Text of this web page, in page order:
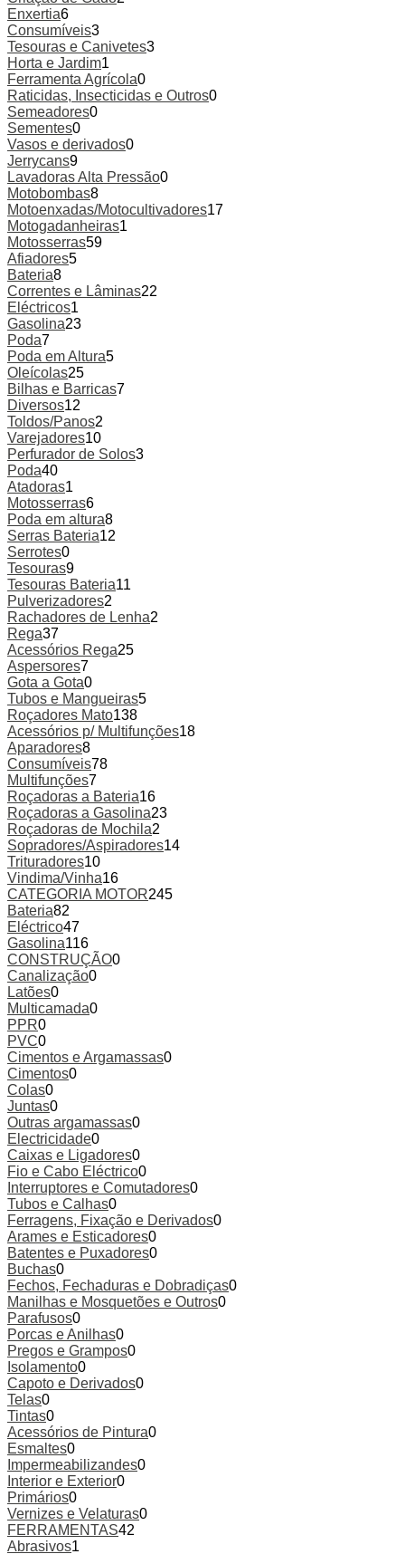
Enxertia6
Consumíveis3
Tesouras e Canivetes3
Horta e Jardim1
Ferramenta Agrícola0
Raticidas, Insecticidas e Outros0
Semeadores0
Sementes0
Vasos e derivados0
Jerrycans9
Lavadoras Alta Pressão0
Motobombas8
Motoenxadas/Motocultivadores17
Motogadanheiras1
Motosserras59
Afiadores5
Bateria8
Correntes e Lâminas22
Eléctricos1
Gasolina23
Poda7
Poda em Altura5
Oleícolas25
Bilhas e Barricas7
Diversos12
Toldos/Panos2
Varejadores10
Perfurador de Solos3
Poda40
Atadoras1
Motosserras6
Poda em altura8
Serras Bateria12
Serrotes0
Tesouras9
Tesouras Bateria11
Pulverizadores2
Rachadores de Lenha2
Rega37
Acessórios Rega25
Aspersores7
Gota a Gota0
Tubos e Mangueiras5
Roçadores Mato138
Acessórios p/ Multifunções18
Aparadores8
Consumíveis78
Multifunções7
Roçadoras a Bateria16
Roçadoras a Gasolina23
Roçadoras de Mochila2
Sopradores/Aspiradores14
Trituradores10
Vindima/Vinha16
CATEGORIA MOTOR245
Bateria82
Eléctrico47
Gasolina116
CONSTRUÇÃO0
Canalização0
Latões0
Multicamada0
PPR0
PVC0
Cimentos e Argamassas0
Cimentos0
Colas0
Juntas0
Outras argamassas0
Electricidade0
Caixas e Ligadores0
Fio e Cabo Eléctrico0
Interruptores e Comutadores0
Tubos e Calhas0
Ferragens, Fixação e Derivados0
Arames e Esticadores0
Batentes e Puxadores0
Buchas0
Fechos, Fechaduras e Dobradiças0
Manilhas e Mosquetões e Outros0
Parafusos0
Porcas e Anilhas0
Pregos e Grampos0
Isolamento0
Capoto e Derivados0
Telas0
Tintas0
Acessórios de Pintura0
Esmaltes0
Impermeabilizandes0
Interior e Exterior0
Primários0
Vernizes e Velaturas0
FERRAMENTAS42
Abrasivos1